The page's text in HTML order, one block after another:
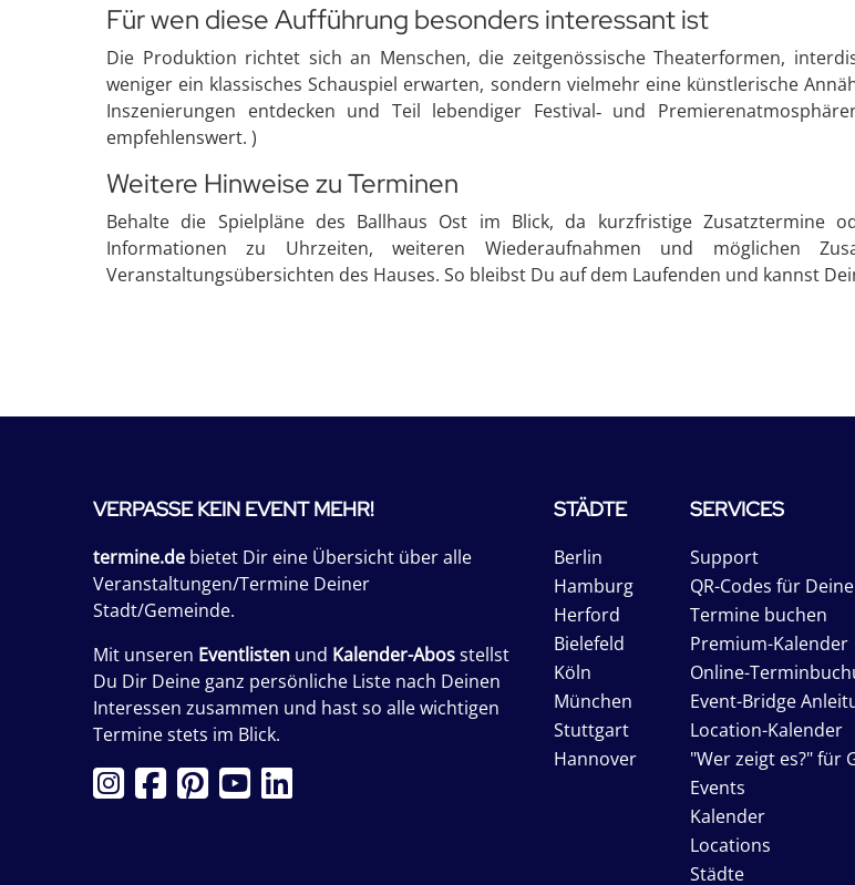
Für wen diese Aufführung besonders interessant ist
Die Produktion richtet sich an Menschen, die zeitgenössische Theaterformen,
weniger ein klassisches Schauspiel erwarten, sondern vielmehr eine künstlerische
Inszenierungen entdecken und Teil lebendiger Festival‑ und
empfehlenswert. )
Weitere Hinweise zu Terminen
Behalte die Spielpläne des Ballhaus Ost im Blick, da kurzfristige Zusatztermine
Informationen zu Uhrzeiten, weiteren Wiederaufnahmen und möglichen
Veranstaltungsübersichten des Hauses. So bleibst Du auf dem Laufenden und kannst
VERPASSE KEIN EVENT MEHR!
termine.de bietet Dir eine Übersicht über alle
Veranstaltungen/Termine Deiner
Stadt/Gemeinde.
Mit unseren Eventlisten und Kalender-Abosstellst
Du Dir Deine ganz persönliche Liste nach Deinen
Interessen zusammen und hast so alle wichtigen
Termine stets im Blick.
STÄDTE
Berlin
Hamburg
Herford
Bielefeld
Köln
München
Stuttgart
Hannover
SERVICES
Support
QR-Codes für
Termine buchen
Premium-Kalender
Online-
Event-Bridge
Location-Kalender
"Wer zeigt es?" für
Events
Kalender
Locations
Städte